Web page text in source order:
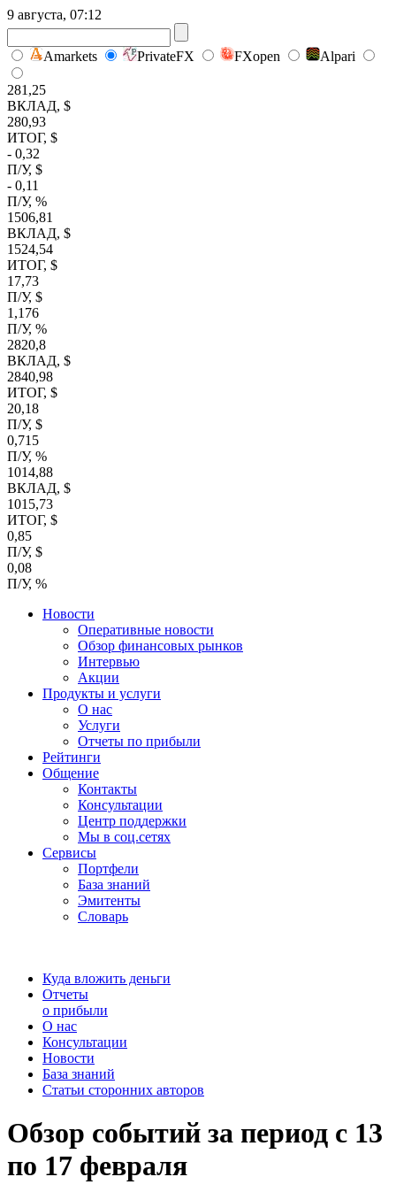
9 августа, 07:12
Amarkets PrivateFX FXopen Alpari
281,25
ВКЛАД, $
280,93
ИТОГ, $
- 0,32
П/У, $
- 0,11
П/У, %
1506,81
ВКЛАД, $
1524,54
ИТОГ, $
17,73
П/У, $
1,176
П/У, %
2820,8
ВКЛАД, $
2840,98
ИТОГ, $
20,18
П/У, $
0,715
П/У, %
1014,88
ВКЛАД, $
1015,73
ИТОГ, $
0,85
П/У, $
0,08
П/У, %
Новости
Оперативные новости
Обзор финансовых рынков
Интервью
Акции
Продукты и услуги
О нас
Услуги
Отчеты по прибыли
Рейтинги
Общение
Контакты
Консультации
Центр поддержки
Мы в соц.сетях
Сервисы
Портфели
База знаний
Эмитенты
Словарь
Куда вложить деньги
Отчеты
о прибыли
О нас
Консультации
Новости
База знаний
Статьи сторонних авторов
Обзор событий за период с 13
по 17 февраля